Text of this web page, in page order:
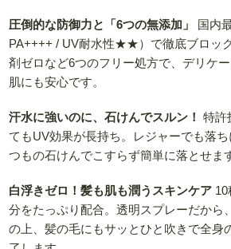
圧倒的な防御力と「6つの無添加」
国内
PA++++ / UV耐水性★★）で徹底ブロッ
剤ゼロなど6つのフリー処方で、デリケ
肌にも安心です。
汗水に強いのに、石けんでスルン！ 特許
てもUV効果が長持ち。レジャーでも落
つもの石けんでこすらず簡単に落とせま
白浮きゼロ！髪も肌も潤うスキンケア
分をたっぷり配合。透明スプレーだから
の上、髪の毛にもサッとひと吹きで全身